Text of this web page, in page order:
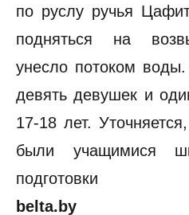
по руслу ручья
подняться на
унесло потоком
девять девушек и
17-18 лет.
были учащимися
подготовки
belta.by